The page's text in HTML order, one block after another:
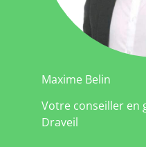
Maxime Belin
Votre conseiller en
Draveil